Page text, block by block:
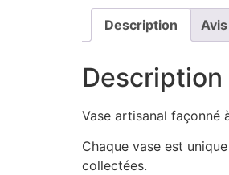
Description
Description
Vase artisanal façonné
Chaque vase est
collectées.